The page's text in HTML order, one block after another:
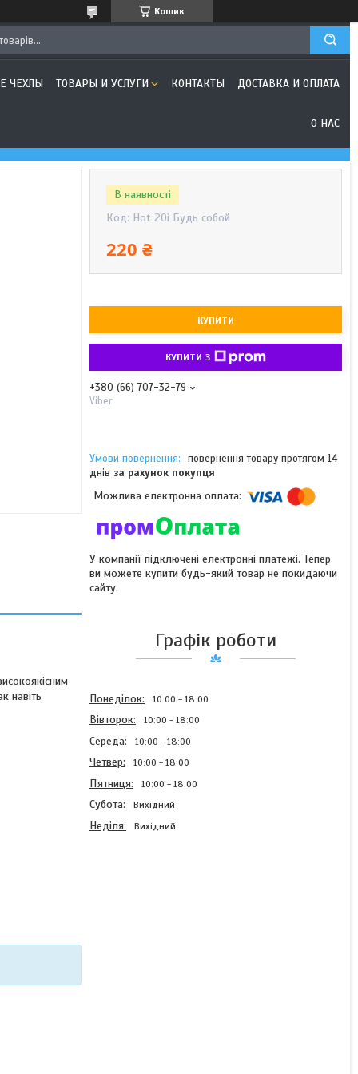
Кошик
ЧЕХЛЫ ТОВАРЫ И УСЛУГИ КОНТАКТЫ ДОСТАВКА И ОПЛАТА
О НАС
навіть
В наявності
Код: Hot 20i Будь собой
220 ₴
КУПИТИ
КУПИТИ З
+380 (66) 707-32-79
Viber
повернення товару протягом 14
днів за рахунок покупця
У компанії підключені електронні платежі. Тепер
ви можете купити будь-який товар не покидаючи
сайту.
Графік роботи
Понеділок 10:00 18:00
Вівторок 10:00 18:00
Середа 10:00 18:00
Четвер 10:00 18:00
Пʼятниця 10:00 18:00
Субота Вихідний
Неділя Вихідний